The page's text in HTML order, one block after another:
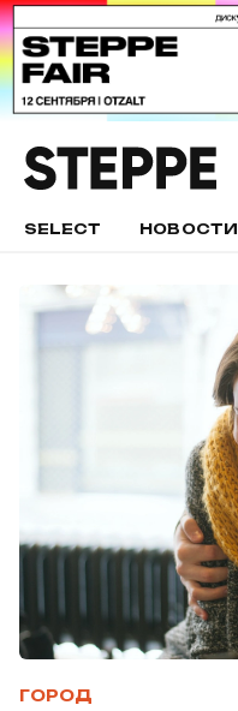
SELECT НОВОСТИ
ГОРОД